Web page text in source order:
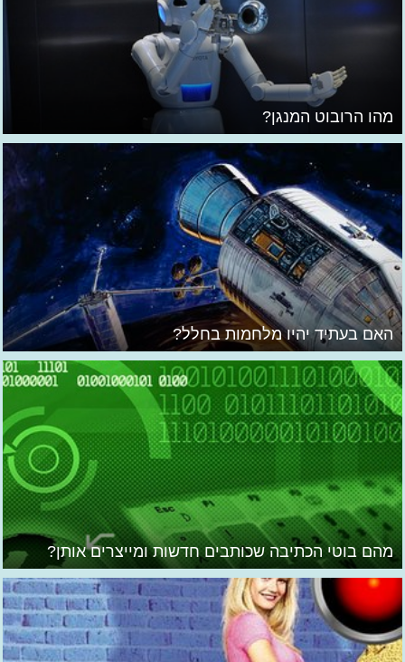
מהו הרובוט המנגן?
האם בעתיד יהיו מלחמות בחלל?
מהם בוטי הכתיבה שכותבים חדשות ומייצרים אותן?